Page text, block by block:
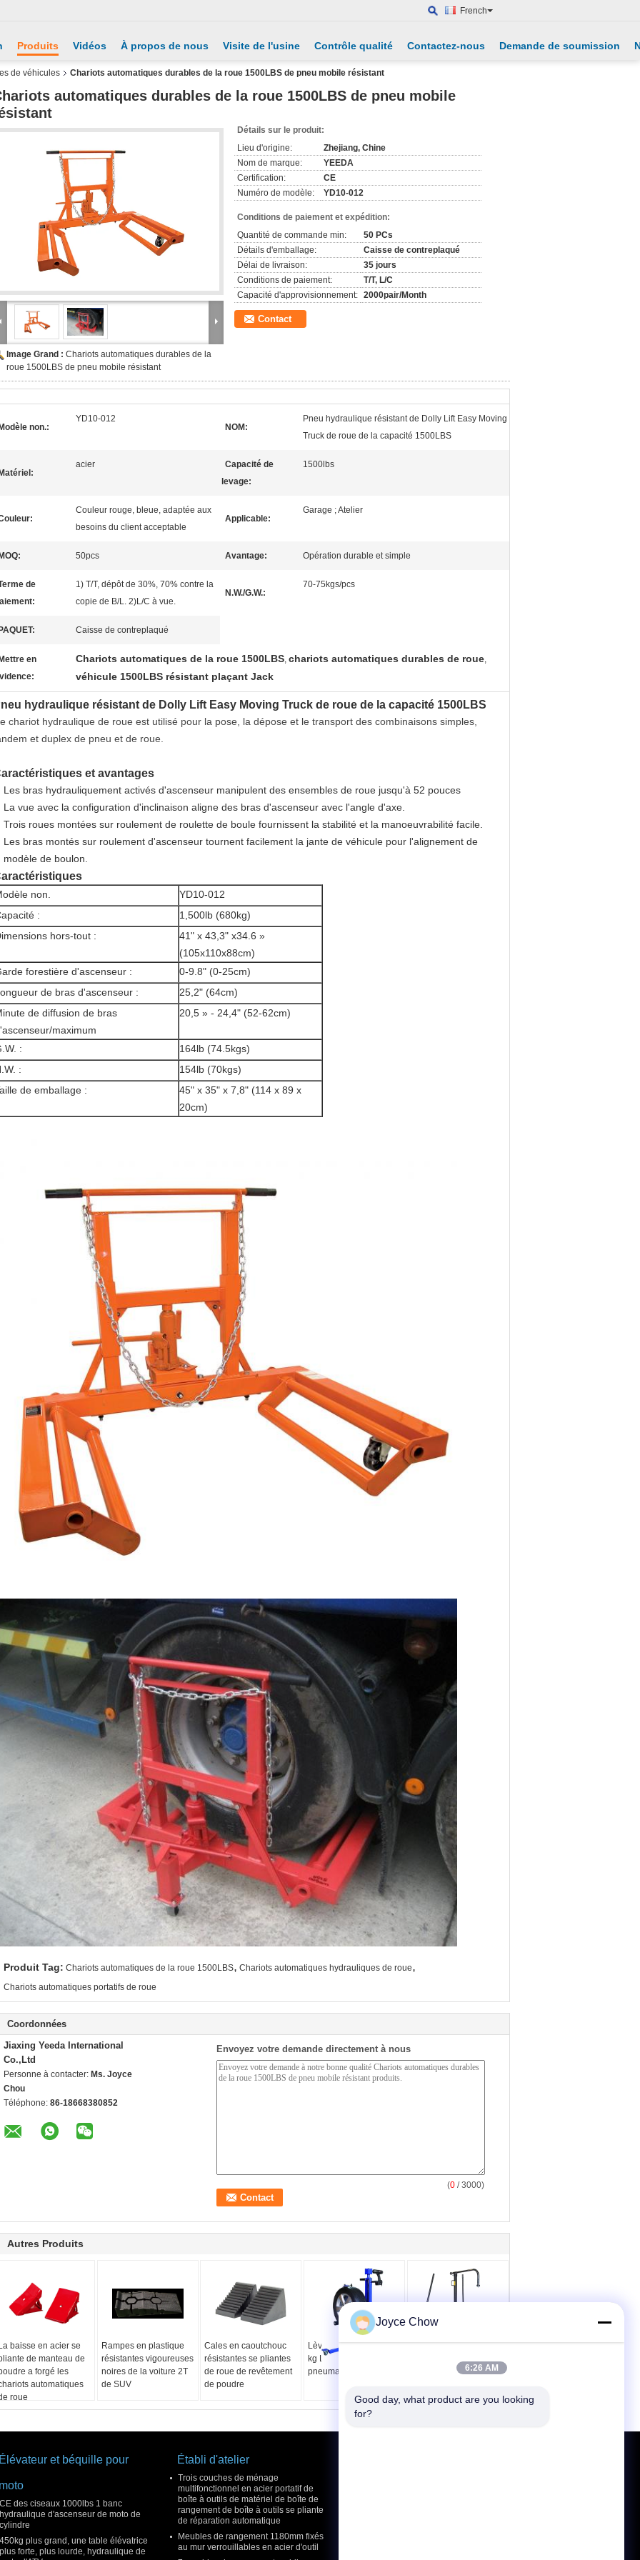
French
Produits Vidéos À propos de nous Visite de l'usine Contrôle qualité Contactez-nous Demande de soumission
de véhicules Chariots automatiques durables de la roue 1500LBS de pneu mobile résistant
automatiques durables de la roue 1500LBS de pneu mobile
Image Grand : Chariots automatiques durables de la
roue 1500LBS de pneu mobile résistant
Détails sur le produit:
Lieu d'origine:
Zhejiang, Chine
Nom de marque:
YEEDA
Certification:
CE
Numéro de modèle:
YD10-012
Conditions de paiement et expédition:
Quantité de commande min:
50 PCs
Détails d'emballage:
Caisse de contreplaqué
Délai de livraison:
35 jours
Conditions de paiement:
T/T, L/C
Capacité d'approvisionnement: 2000pair/Month
Contact
Modèle non.:
YD10-012
NOM:
Pneu hydraulique résistant de Dolly Lift Easy Moving
Truck de roue de la capacité 1500LBS
Matériel:
acier
Capacité de
levage:
1500lbs
Couleur rouge, bleue, adaptée aux
besoins du client acceptable
Applicable:
Garage ; Atelier
MOQ: 50pcs Avantage: Opération durable et simple
de
1) T/T, dépôt de 30%, 70% contre la
copie de B/L. 2)L/C à vue.
N.W./G.W.:
70-75kgs/pcs
PAQUET: Caisse de contreplaqué
Mettre en
Chariots automatiques de la roue 1500LBS, chariots automatiques durables de roue,
véhicule 1500LBS résistant plaçant Jack
hydraulique résistant de Dolly Lift Easy Moving Truck de roue de la capacité 1500LBS
chariot hydraulique de roue est utilisé pour la pose, la dépose et le transport des combinaisons simples,
et duplex de pneu et de roue.
et avantages
Les bras hydrauliquement activés d'ascenseur manipulent des ensembles de roue jusqu'à 52 pouces
La vue avec la configuration d'inclinaison aligne des bras d'ascenseur avec l'angle d'axe.
Trois roues montées sur roulement de roulette de boule fournissent la stabilité et la manoeuvrabilité facile.
Les bras montés sur roulement d'ascenseur tournent facilement la jante de véhicule pour l'alignement de
modèle de boulon.
non.
YD10-012
:
1,500lb (680kg)
hors-tout :
41" x 43,3" x34.6 »
(105x110x88cm)
forestière d'ascenseur :
0-9.8" (0-25cm)
de bras d'ascenseur :
25,2" (64cm)
de diffusion de bras
maximum
20,5 » - 24,4" (52-62cm)
:
164lb (74.5kgs)
:
154lb (70kgs)
de emballage :
45" x 35" x 7,8" (114 x 89 x
20cm)
Produit Tag: Chariots automatiques de la roue 1500LBS, Chariots automatiques hydrauliques de roue,
Chariots automatiques portatifs de roue
Coordonnées
Jiaxing Yeeda International
Co.,Ltd
Personne à contacter: Ms. Joyce
Chou
Téléphone: 86-18668380852
Envoyez votre demande directement à nous
(0 / 3000)
Autres Produits
La baisse en acier se
de manteau de
a forgé les
automatiques
roue
Rampes en plastique
résistantes vigoureuses
noires de la voiture 2T
de SUV
Cales en caoutchouc
résistantes se pliantes
de roue de revêtement
de poudre
Lève-roue électrique 50
kg Lève-roue
pneumatique portable
Chariot hydraulique
la roue 3000LBS
morceaux
Élévateur et béquille pour
moto
CE des ciseaux 1000lbs 1 banc
hydraulique d'ascenseur de moto de
cylindre
450kg plus grand, une table élévatrice
plus forte, plus lourde, hydraulique de
Établi d'atelier
Trois couches de ménage
multifonctionnel en acier portatif de
boîte à outils de matériel de boîte de
rangement de boîte à outils se pliante
de réparation automatique
Meubles de rangement 1180mm fixés
au mur verrouillables en acier d'outil
Joyce Chow
6:26 AM
Good day, what product are you looking
for?